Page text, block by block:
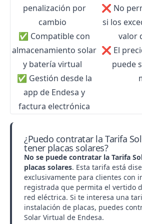
penalización por
cambio
✅ Compatible con
almacenamiento solar
y batería virtual
✅ Gestión desde la
app de Endesa y
factura electrónica
❌ No
si los
valor
❌ El
puede
¿Puedo contratar la Tarifa
tener placas solares?
No se puede contratar la Tarifa
placas solares. Esta tarifa está
exclusivamente para clientes con
registrada que permita el vertido
red eléctrica. Si te interesa una
instalación de placas, puedes
Solar Virtual de Endesa.